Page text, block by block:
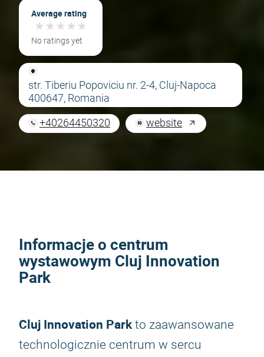
Average rating
★★★★★
★★★★★
No ratings yet
str. Tiberiu Popoviciu nr. 2-4, Cluj-Napoca
400647, Romania
+40264450320
website
Informacje o centrum
wystawowym Cluj Innovation
Park
Cluj Innovation Parkto zaawansowane
technologicznie centrum w sercu